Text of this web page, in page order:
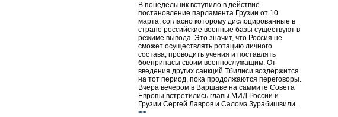
В понедельник вступило в действие
постановление парламента Грузии от 10
марта, согласно которому дислоцированные в
стране российские военные базы существуют в
режиме вывода. Это значит, что Россия не
сможет осуществлять ротацию личного
состава, проводить учения и поставлять
боеприпасы своим военнослужащим. От
введения других санкций Тбилиси воздержится
на тот период, пока продолжаются переговоры.
Вчера вечером в Варшаве на саммите Совета
Европы встретились главы МИД России и
Грузии Сергей Лавров и Саломэ Зурабишвили.
>>